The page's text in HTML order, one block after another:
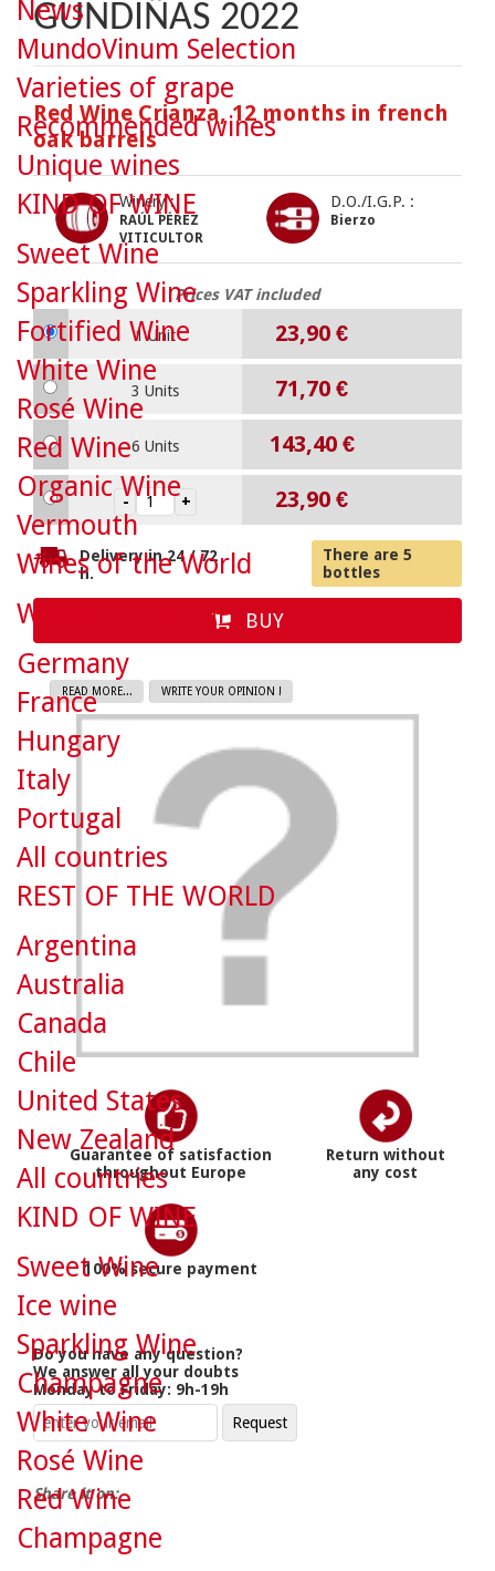
GUNDIÑAS 2022
Red Wine Crianza, 12 months in french
oak barrels
Winery :
RAÚL PÉREZ
VITICULTOR
D.O./I.G.P. :
Bierzo
Prices VAT included
1 Unit 23,90 €
3 Units 71,70 €
6 Units 143,40 €
23,90 €
Delivery in 24 / 72
h.
There are 5
bottles
BUY
READ MORE... WRITE YOUR OPINION !
Guarantee of satisfaction
throughout Europe
Return without
any cost
100% secure payment
Do you have any question?
We answer all your doubts
Monday to Friday: 9h-19h
Share it on:
News
MundoVinum Selection
Varieties of grape
Recommended wines
Unique wines
KIND OF WINE
Sweet Wine
Sparkling Wine
Fortified Wine
White Wine
Rosé Wine
Red Wine
Organic Wine
Vermouth
Wines of the World
WINES OF EUROPE
Germany
France
Hungary
Italy
Portugal
All countries
REST OF THE WORLD
Argentina
Australia
Canada
Chile
United States
New Zealand
All countries
KIND OF WINE
Sweet Wine
Ice wine
Sparkling Wine
Champagne
White Wine
Rosé Wine
Red Wine
Champagne